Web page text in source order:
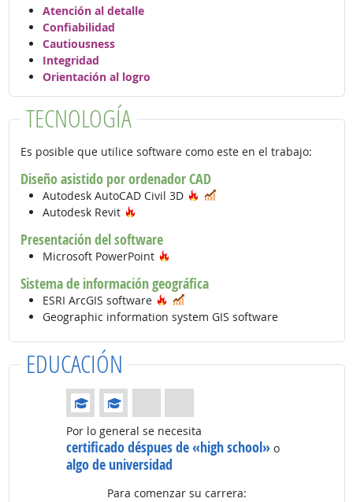
Atención al detalle
Confiabilidad
Cautiousness
Integridad
Orientación al logro
TECNOLOGÍA
Es posible que utilice software como este en el trabajo:
Diseño asistido por ordenador CAD
Autodesk AutoCAD Civil 3D Tecnología de moda
Autodesk Revit
Presentación del software
Microsoft PowerPoint
Sistema de información geográfica
ESRI ArcGIS software Tecnología de moda
Geographic information system GIS software
EDUCACIÓN
Educación: (Calificación 2 de 4)
Por lo general se necesita
certificado déspues de «high school» o
algo de universidad
Para comenzar su carrera: